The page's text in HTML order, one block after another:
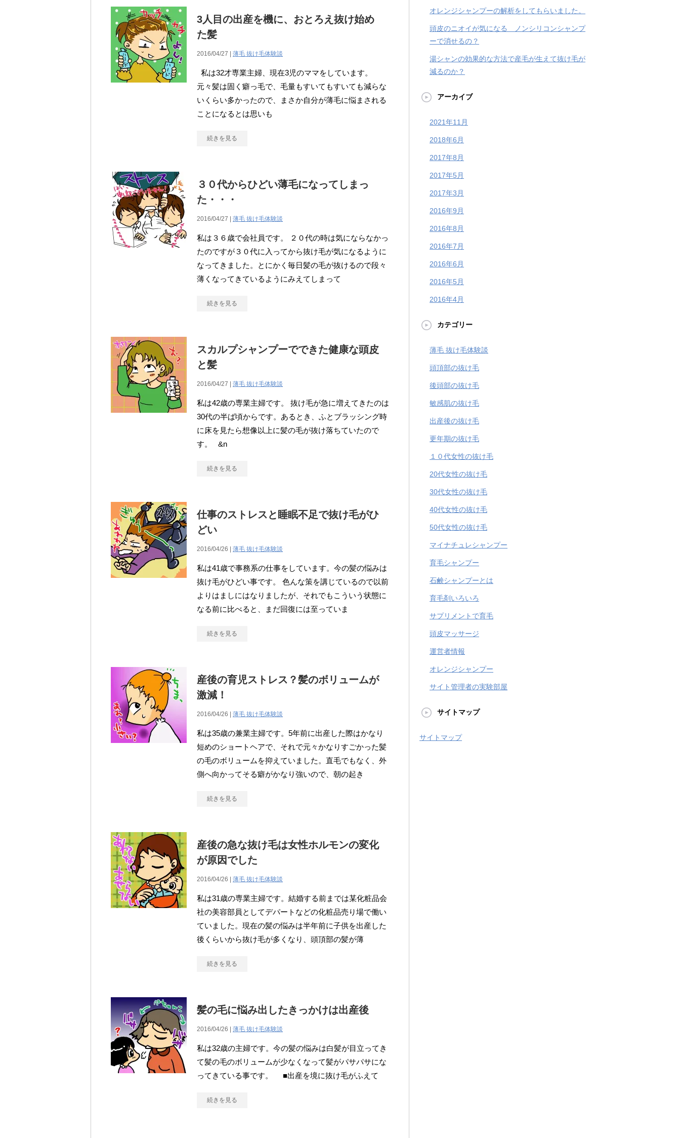
3人目の出産を機に、おとろえ抜け始め
た髪
2016/04/27 | 薄毛 抜け毛体験談
私は32才専業主婦、現在3児のママをしています。
元々髪は固く癖っ毛で、毛量もすいてもすいても減らな
いくらい多かったので、まさか自分が薄毛に悩まされる
ことになるとは思いも
続きを見る
３０代からひどい薄毛になってしまっ
た・・・
2016/04/27 | 薄毛 抜け毛体験談
私は３６歳で会社員です。 ２０代の時は気にならなかっ
たのですが３０代に入ってから抜け毛が気になるように
なってきました。とにかく毎日髪の毛が抜けるので段々
薄くなってきているようにみえてしまって
続きを見る
スカルプシャンプーでできた健康な頭皮
と髪
2016/04/27 | 薄毛 抜け毛体験談
私は42歳の専業主婦です。 抜け毛が急に増えてきたのは
30代の半ば頃からです。あるとき、ふとブラッシング時
に床を見たら想像以上に髪の毛が抜け落ちていたので
す。 &n
続きを見る
仕事のストレスと睡眠不足で抜け毛がひ
どい
2016/04/26 | 薄毛 抜け毛体験談
私は41歳で事務系の仕事をしています。今の髪の悩みは
抜け毛がひどい事です。 色んな策を講じているので以前
よりはましにはなりましたが、それでもこういう状態に
なる前に比べると、まだ回復には至っていま
続きを見る
産後の育児ストレス？髪のボリュームが
激減！
2016/04/26 | 薄毛 抜け毛体験談
私は35歳の兼業主婦です。5年前に出産した際はかなり
短めのショートヘアで、それで元々かなりすごかった髪
の毛のボリュームを抑えていました。直毛でもなく、外
側へ向かってそる癖がかなり強いので、朝の起き
続きを見る
産後の急な抜け毛は女性ホルモンの変化
が原因でした
2016/04/26 | 薄毛 抜け毛体験談
私は31歳の専業主婦です。結婚する前までは某化粧品会
社の美容部員としてデパートなどの化粧品売り場で働い
ていました。現在の髪の悩みは半年前に子供を出産した
後くらいから抜け毛が多くなり、頭頂部の髪が薄
続きを見る
髪の毛に悩み出したきっかけは出産後
2016/04/26 | 薄毛 抜け毛体験談
私は32歳の主婦です。今の髪の悩みは白髪が目立ってき
て髪の毛のボリュームが少なくなって髪がパサパサにな
ってきている事です。 ■出産を境に抜け毛がふえて
続きを見る
オレンジシャンプーの解析をしてもらいました。
頭皮のニオイが気になる ノンシリコンシャンプ
ーで消せるの？
湯シャンの効果的な方法で産毛が生えて抜け毛が
減るのか？
アーカイブ
2021年11月
2018年6月
2017年8月
2017年5月
2017年3月
2016年9月
2016年8月
2016年7月
2016年6月
2016年5月
2016年4月
カテゴリー
薄毛 抜け毛体験談
頭頂部の抜け毛
後頭部の抜け毛
敏感肌の抜け毛
出産後の抜け毛
更年期の抜け毛
１０代女性の抜け毛
20代女性の抜け毛
30代女性の抜け毛
40代女性の抜け毛
50代女性の抜け毛
マイナチュレシャンプー
育毛シャンプー
石鹸シャンプーとは
育毛剤いろいろ
サプリメントで育毛
頭皮マッサージ
運営者情報
オレンジシャンプー
サイト管理者の実験部屋
サイトマップ
サイトマップ